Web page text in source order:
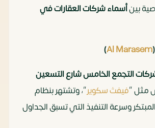
بينأسماء شركات العقارات في
Al Marasem
)
التجمع الخامس شارع التسعين
مثل “فيفث سكوير“، وتشتهر بنظام
وسرعة التنفيذ التي تسبق الجداول